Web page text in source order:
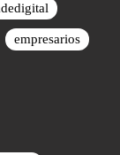
empresarios